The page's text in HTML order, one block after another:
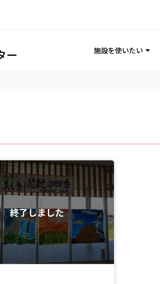
施設を使いたい
終了しました